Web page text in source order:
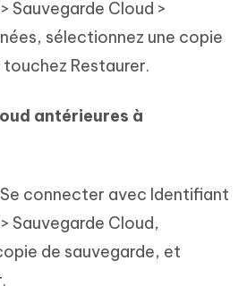
Sauvegarde Cloud >
sélectionnez une copie
Restaurer.
antérieures à
connecter avec Identifiant
Sauvegarde Cloud,
de sauvegarde, et